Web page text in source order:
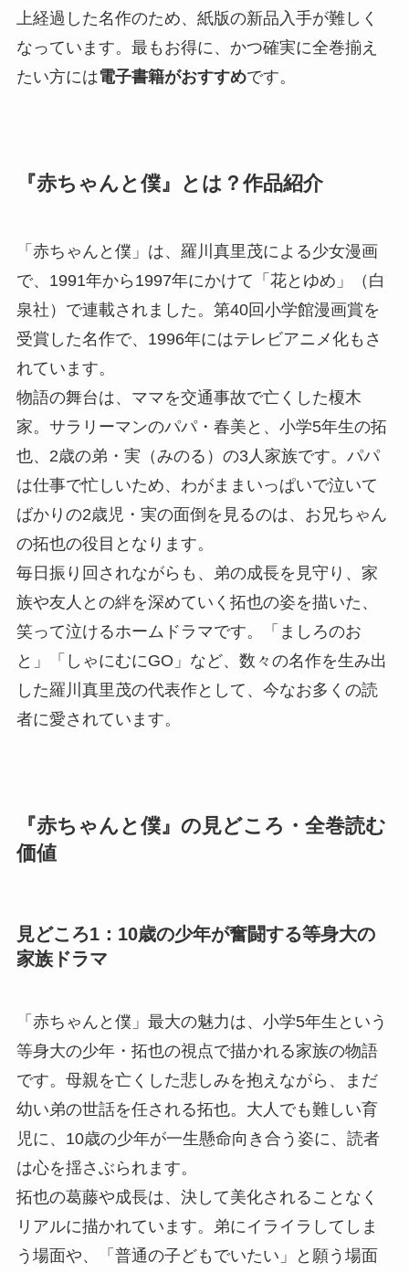
上経過した名作のため、紙版の新品入手が難しく
なっています。最もお得に、かつ確実に全巻揃え
たい方には電子書籍がおすすめです。
『赤ちゃんと僕』とは？作品紹介
「赤ちゃんと僕」は、羅川真里茂による少女漫画
で、1991年から1997年にかけて「花とゆめ」（白
泉社）で連載されました。第40回小学館漫画賞を
受賞した名作で、1996年にはテレビアニメ化もさ
れています。
物語の舞台は、ママを交通事故で亡くした榎木
家。サラリーマンのパパ・春美と、小学5年生の拓
也、2歳の弟・実（みのる）の3人家族です。パパ
は仕事で忙しいため、わがままいっぱいで泣いて
ばかりの2歳児・実の面倒を見るのは、お兄ちゃん
の拓也の役目となります。
毎日振り回されながらも、弟の成長を見守り、家
族や友人との絆を深めていく拓也の姿を描いた、
笑って泣けるホームドラマです。「ましろのお
と」「しゃにむにGO」など、数々の名作を生み出
した羅川真里茂の代表作として、今なお多くの読
者に愛されています。
『赤ちゃんと僕』の見どころ・全巻読む
価値
見どころ1：10歳の少年が奮闘する等身大の
家族ドラマ
「赤ちゃんと僕」最大の魅力は、小学5年生という
等身大の少年・拓也の視点で描かれる家族の物語
です。母親を亡くした悲しみを抱えながら、まだ
幼い弟の世話を任される拓也。大人でも難しい育
児に、10歳の少年が一生懸命向き合う姿に、読者
は心を揺さぶられます。
拓也の葛藤や成長は、決して美化されることなく
リアルに描かれています。弟にイライラしてしま
う場面や、「普通の子どもでいたい」と願う場面